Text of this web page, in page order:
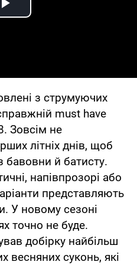
Play Video
з струмуючих
must have
Зовсім не
літніх днів, щоб
бавовни й батисту.
напівпрозорі або
представляють
У новому сезоні
точно не буде.
добірку найбільш
весняних суконь, які